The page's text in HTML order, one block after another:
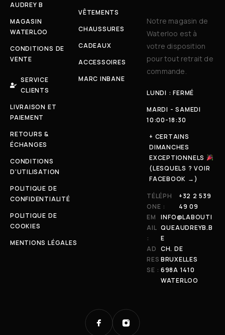
AUDREY B
MAGASIN
WATERLOO
CONDITIONS DE
VENTE
SERVICE
CLIENTS
LIVRAISON ET
PAIEMENT
RETOURS &
ÉCHANGES
CONDITIONS
D'UTILISATION
POLITIQUE DE
CONFIDENTIALITÉ
POLITIQUE DE
COOKIES
MENTIONS LÉGALES
VÊTEMENTS
CHAUSSURES
CADEAUX
ACCESSOIRES
MARC INBANE
Notre magasin de
Waterloo est à
votre disposition
pour tout retrait de
commande.
LUNDI : FERMÉ
MARDI - SAMEDI
10:00-18:30
+ CERTAINS
DIMANCHES
EXCEPTIONNELS
(LESQUELS ? VOIR
FACEBOOK →)
TÉLÉPH
ONE :
+32 2 539
49 09
EM
AIL
:
INFO@LABOUTI
QUEAUDREYB.B
E
AD
RES
SE :
CH. DE
BRUXELLES
698A 1410
WATERLOO